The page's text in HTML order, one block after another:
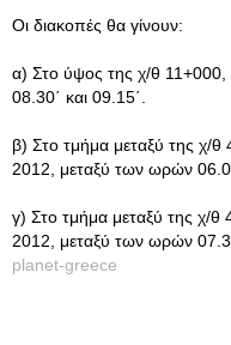
Οι διακοπές θα γίνουν:
α) Στο ύψος της χ/θ
08.30΄ και 09.15΄.
β) Στο τμήμα μεταξύ της χ/θ
2012, μεταξύ των ωρών
γ) Στο τμήμα μεταξύ της χ/θ
2012, μεταξύ των ωρών
planet-greece